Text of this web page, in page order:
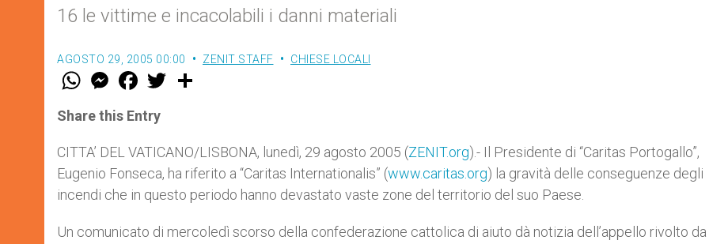
16 le vittime e incacolabili i danni materiali
AGOSTO 29, 2005 00:00 ZENIT STAFF CHIESE LOCALI
W
t
s
p
p
M
e
s
e
g
e
r
F
a
e
b
o
k
w
r
Share this Entry
CITTA’ DEL VATICANO/LISBONA, lunedì, 29 agosto 2005 (ZENIT.org).- Il Presidente di “Caritas Portogallo”,
Eugenio Fonseca, ha riferito a “Caritas Internationalis” (www.caritas.org) la gravità delle conseguenze degli
incendi che in questo periodo hanno devastato vaste zone del territorio del suo Paese.
Un comunicato di mercoledì scorso della confederazione cattolica di aiuto dà notizia dell’appello rivolto da